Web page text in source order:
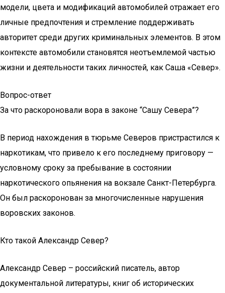
модели, цвета и модификаций автомобилей отражает его
личные предпочтения и стремление поддерживать
авторитет среди других криминальных элементов. В этом
контексте автомобили становятся неотъемлемой частью
жизни и деятельности таких личностей, как Саша «Север».
Вопрос-ответ
За что раскороновали вора в законе “Сашу Севера”?
В период нахождения в тюрьме Северов пристрастился к
наркотикам, что привело к его последнему приговору —
условному сроку за пребывание в состоянии
наркотического опьянения на вокзале Санкт-Петербурга.
Он был раскоронован за многочисленные нарушения
воровских законов.
Кто такой Александр Север?
Александр Север – российский писатель, автор
документальной литературы, книг об исторических